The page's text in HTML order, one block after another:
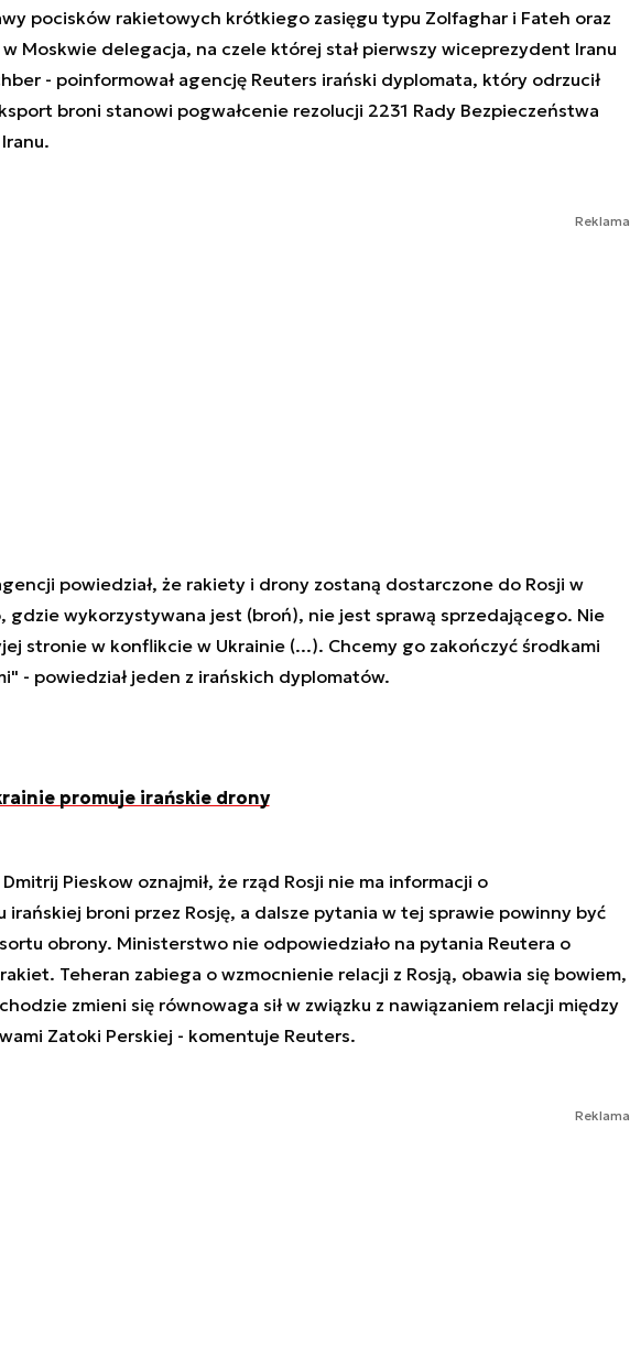
pocisków rakietowych krótkiego zasięgu typu Zolfaghar i Fateh oraz
w Moskwie delegacja, na czele której stał pierwszy wiceprezydent Iranu
- poinformował agencję Reuters irański dyplomata, który odrzucił
broni stanowi pogwałcenie rezolucji 2231 Rady Bezpieczeństwa
Reklama
powiedział, że rakiety i drony zostaną dostarczone do Rosji w
gdzie wykorzystywana jest (broń), nie jest sprawą sprzedającego. Nie
stronie w konflikcie w Ukrainie (...). Chcemy go zakończyć środkami
- powiedział jeden z irańskich dyplomatów.
promuje irańskie drony
Pieskow oznajmił, że rząd Rosji nie ma informacji o
irańskiej broni przez Rosję, a dalsze pytania w tej sprawie powinny być
obrony. Ministerstwo nie odpowiedziało na pytania Reutera o
Teheran zabiega o wzmocnienie relacji z Rosją, obawia się bowiem,
zmieni się równowaga sił w związku z nawiązaniem relacji między
Zatoki Perskiej - komentuje Reuters.
Reklama